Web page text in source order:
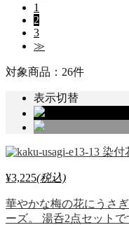
1
2
3
≫
対象商品：26件
表示切替
染付
¥3,225(税込)
華やかな梅の花にうさ
ーズ。 湯呑2点セット